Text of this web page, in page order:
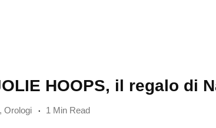
HOOPS, il regalo di
, Orologi 1 Min Read